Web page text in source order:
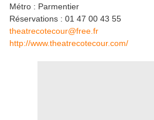
Métro : Parmentier
Réservations : 01 47 00 43 55
theatrecotecour@free.fr
http://www.theatrecotecour.com/